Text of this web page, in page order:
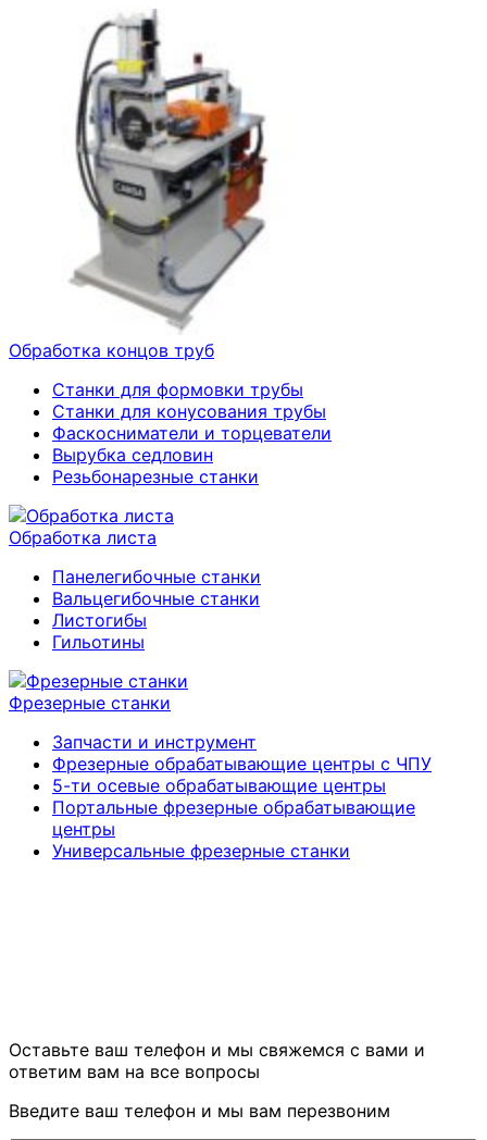
Обработка концов труб
Станки для формовки трубы
Станки для конусования трубы
Фаскосниматели и торцеватели
Вырубка седловин
Резьбонарезные станки
Обработка листа
Панелегибочные станки
Вальцегибочные станки
Листогибы
Гильотины
Фрезерные станки
Запчасти и инструмент
Фрезерные обрабатывающие центры с ЧПУ
5-ти осевые обрабатывающие центры
Портальные фрезерные обрабатывающие
центры
Универсальные фрезерные станки
Оставьте ваш телефон и мы свяжемся с вами и
ответим вам на все вопросы
Введите ваш телефон и мы вам перезвоним